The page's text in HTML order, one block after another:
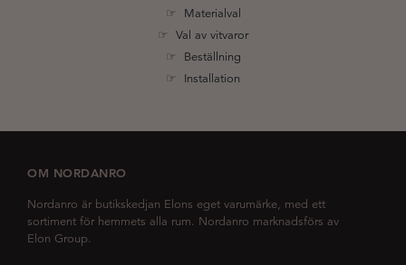
☞ Materialval
☞ Val av vitvaror
☞ Beställning
☞ Installation
OM NORDANRO
Nordanro är butikskedjan Elons eget varumärke, med ett
sortiment för hemmets alla rum. Nordanro marknadsförs av
Elon Group.